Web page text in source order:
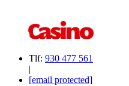
Tlf: 930 477 561
|
[email protected]